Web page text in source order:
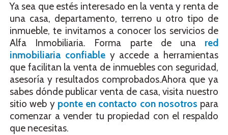
Ya sea que estés interesado en la venta y renta de
una casa, departamento, terreno u otro tipo de
inmueble, te invitamos a conocer los servicios de
Alfa Inmobiliaria. Forma parte de una red
inmobiliaria confiabley accede a herramientas
que facilitan la venta de inmuebles con seguridad,
asesoría y resultados comprobados.Ahora que ya
sabes dónde publicar venta de casa, visita nuestro
sitio web y ponte en contacto con nosotros para
comenzar a vender tu propiedad con el respaldo
que necesitas.